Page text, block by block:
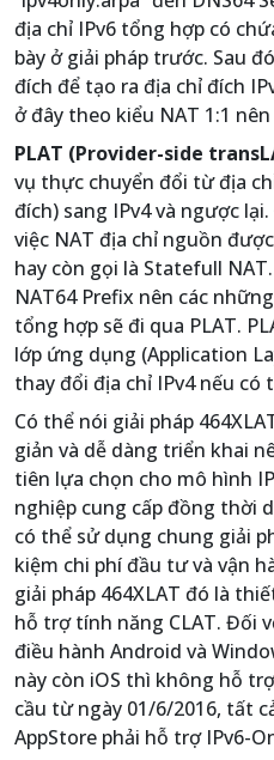
địa chỉ IPv6 tổng hợp có
bày ở giải pháp trước. Sau
đích để tạo ra địa chỉ đích
ở đây theo kiểu NAT 1:1
PLAT (Provider-side
vụ thực chuyển đổi từ địa
đích) sang IPv4 và ngược
việc NAT địa chỉ nguồn
hay còn gọi là Statefull
NAT64 Prefix nên các
tổng hợp sẽ đi qua PLAT.
lớp ứng dụng (Application
thay đổi địa chỉ IPv4 nếu có
Có thể nói giải pháp
giản và dễ dàng triển khai
tiên lựa chọn cho mô hình
nghiệp cung cấp đồng thời
có thể sử dụng chung giải
kiệm chi phí đầu tư và vận
giải pháp 464XLAT đó là
hỗ trợ tính năng CLAT. Đối
điều hành Android và
này còn iOS thì không hỗ
cầu từ ngày 01/6/2016, tất
AppStore phải hỗ trợ IPv6-